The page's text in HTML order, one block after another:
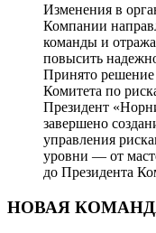
Изменения в
Компании
команды и
повысить
Принято
Комитета по
Президент
завершено
управления
уровни — от
до Президента
НОВАЯ